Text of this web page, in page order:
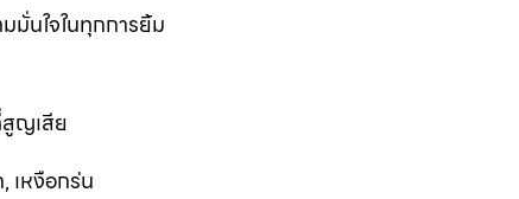
มั่นใจในทุกการยิ้ม
ญเสีย
เหงือกร่น